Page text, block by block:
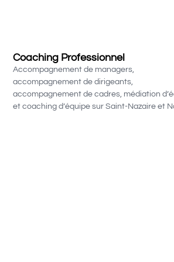
Coaching Professionnel
Accompagnement de managers,
accompagnement de dirigeants,
accompagnement de cadres, médiation
et coaching d’équipe sur Saint-Nazaire et